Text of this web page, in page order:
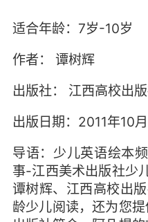
适合年龄：7岁-10岁
作者： 谭树辉
出版社： 江西高校出
出版日期：2011年10月
导语：少儿英语绘本
事-江西美术出版社少
谭树辉、江西高校出
龄少儿阅读，还为您